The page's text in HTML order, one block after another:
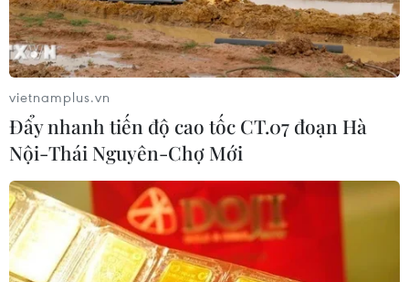
vietnamplus.vn
Đẩy nhanh tiến độ cao tốc CT.07 đoạn Hà
Nội-Thái Nguyên-Chợ Mới